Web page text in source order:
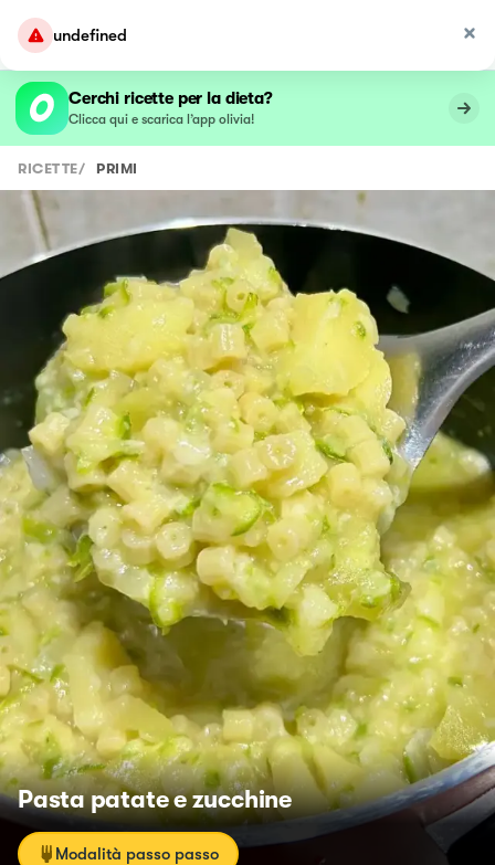
undefined
Cerchi ricette per la dieta?
Clicca qui e scarica l’app olivia!
RICETTE/ PRIMI
Pasta patate e zucchine
Modalità passo passo